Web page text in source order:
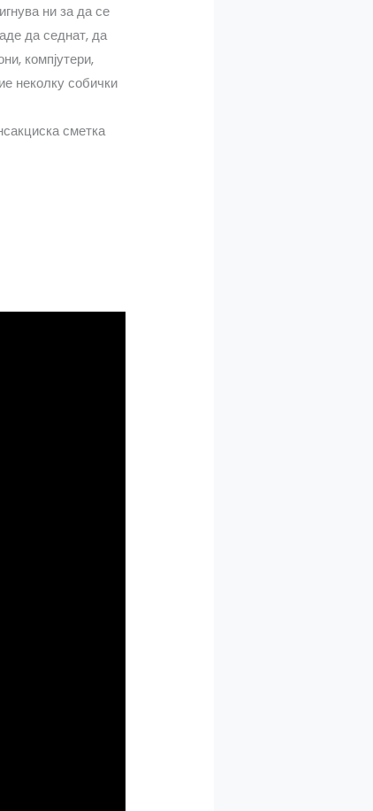
ни за да се
да седнат, да
компјутери,
неколку собички
сметка